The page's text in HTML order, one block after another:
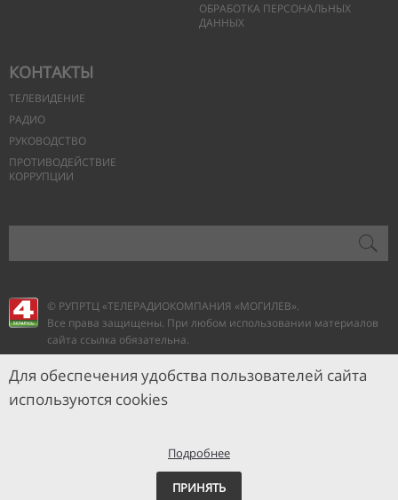
ОБРАБОТКА ПЕРСОНАЛЬНЫХ
ДАННЫХ
КОНТАКТЫ
ТЕЛЕВИДЕНИЕ
РАДИО
РУКОВОДСТВО
ПРОТИВОДЕЙСТВИЕ
КОРРУПЦИИ
© РУПРТЦ «ТЕЛЕРАДИОКОМПАНИЯ «МОГИЛЕВ».
Все права защищены. При любом использовании материалов
сайта ссылка обязательна.
Для обеспечения удобства пользователей сайта
используются cookies
Подробнее
ПРИНЯТЬ